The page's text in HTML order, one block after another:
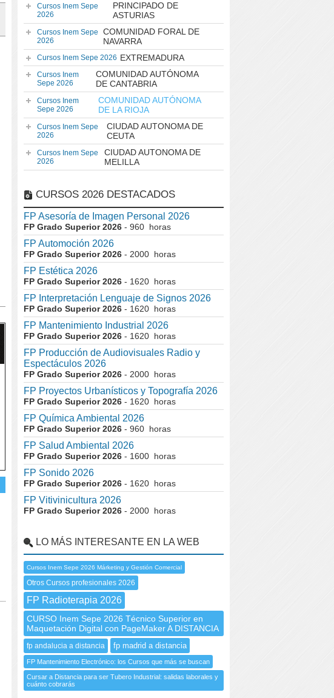
Cursos Inem Sepe
2026
PRINCIPADO DE
ASTURIAS
Cursos Inem Sepe
2026
COMUNIDAD FORAL DE
NAVARRA
Cursos Inem Sepe 2026 EXTREMADURA
Cursos Inem
Sepe 2026
COMUNIDAD AUTÓNOMA
DE CANTABRIA
Cursos Inem
Sepe 2026
COMUNIDAD AUTÓNOMA
DE LA RIOJA
Cursos Inem Sepe
2026
CIUDAD AUTONOMA DE
CEUTA
Cursos Inem Sepe
2026
CIUDAD AUTONOMA DE
MELILLA
CURSOS 2026 DESTACADOS
FP Asesoría de Imagen Personal 2026
FP Grado Superior 2026 - 960 horas
FP Automoción 2026
FP Grado Superior 2026 - 2000 horas
FP Estética 2026
FP Grado Superior 2026 - 1620 horas
FP Interpretación Lenguaje de Signos 2026
FP Grado Superior 2026 - 1620 horas
FP Mantenimiento Industrial 2026
FP Grado Superior 2026 - 1620 horas
FP Producción de Audiovisuales Radio y
Espectáculos 2026
FP Grado Superior 2026 - 2000 horas
FP Proyectos Urbanísticos y Topografía 2026
FP Grado Superior 2026 - 1620 horas
FP Química Ambiental 2026
FP Grado Superior 2026 - 960 horas
FP Salud Ambiental 2026
FP Grado Superior 2026 - 1600 horas
FP Sonido 2026
FP Grado Superior 2026 - 1620 horas
FP Vitivinicultura 2026
FP Grado Superior 2026 - 2000 horas
LO MÁS INTERESANTE EN LA WEB
Cursos Inem Sepe 2026 Márketing y Gestión Comercial
Otros Cursos profesionales 2026
FP Radioterapia 2026
CURSO Inem Sepe 2026 Técnico Superior en
Maquetación Digital con PageMaker A DISTANCIA
fp andalucia a distancia fp madrid a distancia
FP Mantenimiento Electrónico: los Cursos que más se buscan
Cursar a Distancia para ser Tubero Industrial: salidas laborales y
cuánto cobrarás